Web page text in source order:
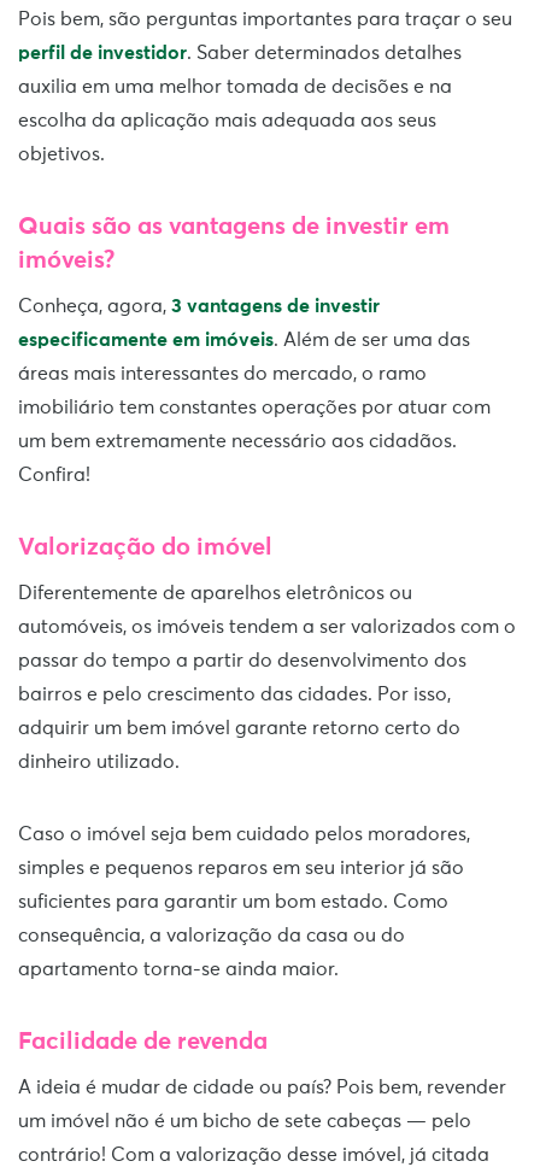
Pois bem, são perguntas importantes para traçar o seu
perfil de investidor. Saber determinados detalhes
auxilia em uma melhor tomada de decisões e na
escolha da aplicação mais adequada aos seus
objetivos.
Quais são as vantagens de investir em
imóveis?
Conheça, agora, 3 vantagens de investir
especificamente em imóveis. Além de ser uma das
áreas mais interessantes do mercado, o ramo
imobiliário tem constantes operações por atuar com
um bem extremamente necessário aos cidadãos.
Confira!
Valorização do imóvel
Diferentemente de aparelhos eletrônicos ou
automóveis, os imóveis tendem a ser valorizados com o
passar do tempo a partir do desenvolvimento dos
bairros e pelo crescimento das cidades. Por isso,
adquirir um bem imóvel garante retorno certo do
dinheiro utilizado.
Caso o imóvel seja bem cuidado pelos moradores,
simples e pequenos reparos em seu interior já são
suficientes para garantir um bom estado. Como
consequência, a valorização da casa ou do
apartamento torna-se ainda maior.
Facilidade de revenda
A ideia é mudar de cidade ou país? Pois bem, revender
um imóvel não é um bicho de sete cabeças — pelo
contrário! Com a valorização desse imóvel, já citada